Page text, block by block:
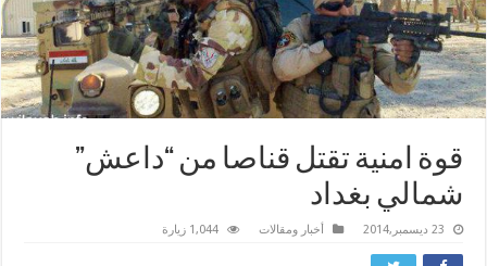
قوة امنية تقتل قناصا من “داعش”
شمالي بغداد
23 ديسمبر,2014 أخبار ومقالات 1,044 زيارة